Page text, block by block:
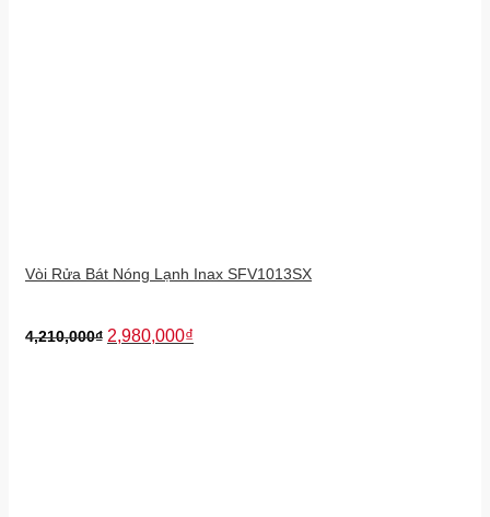
Vòi Rửa Bát Nóng Lạnh Inax SFV1013SX
4,210,000₫ 2,980,000₫